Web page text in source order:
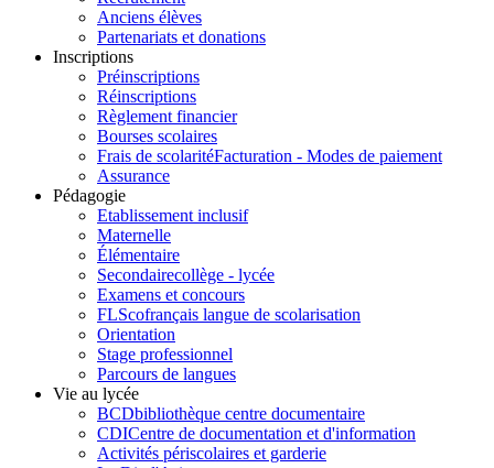
Anciens élèves
Partenariats et donations
Inscriptions
Préinscriptions
Réinscriptions
Règlement financier
Bourses scolaires
Frais de scolaritéFacturation - Modes de paiement
Assurance
Pédagogie
Etablissement inclusif
Maternelle
Élémentaire
Secondairecollège - lycée
Examens et concours
FLScofrançais langue de scolarisation
Orientation
Stage professionnel
Parcours de langues
Vie au lycée
BCDbibliothèque centre documentaire
CDICentre de documentation et d'information
Activités périscolaires et garderie